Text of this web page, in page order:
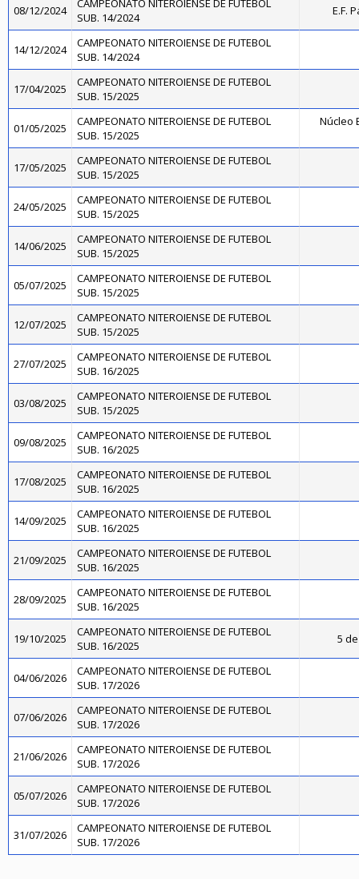
08/12/2024
CAMPEONATO NITEROIENSE DE FUTEBOL
SUB. 14/2024
E.F.
14/12/2024
CAMPEONATO NITEROIENSE DE FUTEBOL
SUB. 14/2024
17/04/2025
CAMPEONATO NITEROIENSE DE FUTEBOL
SUB. 15/2025
01/05/2025
CAMPEONATO NITEROIENSE DE FUTEBOL
SUB. 15/2025
Núcleo
17/05/2025
CAMPEONATO NITEROIENSE DE FUTEBOL
SUB. 15/2025
24/05/2025
CAMPEONATO NITEROIENSE DE FUTEBOL
SUB. 15/2025
14/06/2025
CAMPEONATO NITEROIENSE DE FUTEBOL
SUB. 15/2025
05/07/2025
CAMPEONATO NITEROIENSE DE FUTEBOL
SUB. 15/2025
12/07/2025
CAMPEONATO NITEROIENSE DE FUTEBOL
SUB. 15/2025
27/07/2025
CAMPEONATO NITEROIENSE DE FUTEBOL
SUB. 16/2025
03/08/2025
CAMPEONATO NITEROIENSE DE FUTEBOL
SUB. 15/2025
09/08/2025
CAMPEONATO NITEROIENSE DE FUTEBOL
SUB. 16/2025
17/08/2025
CAMPEONATO NITEROIENSE DE FUTEBOL
SUB. 16/2025
14/09/2025
CAMPEONATO NITEROIENSE DE FUTEBOL
SUB. 16/2025
21/09/2025
CAMPEONATO NITEROIENSE DE FUTEBOL
SUB. 16/2025
28/09/2025
CAMPEONATO NITEROIENSE DE FUTEBOL
SUB. 16/2025
19/10/2025
CAMPEONATO NITEROIENSE DE FUTEBOL
SUB. 16/2025
5
04/06/2026
CAMPEONATO NITEROIENSE DE FUTEBOL
SUB. 17/2026
07/06/2026
CAMPEONATO NITEROIENSE DE FUTEBOL
SUB. 17/2026
21/06/2026
CAMPEONATO NITEROIENSE DE FUTEBOL
SUB. 17/2026
05/07/2026
CAMPEONATO NITEROIENSE DE FUTEBOL
SUB. 17/2026
31/07/2026
CAMPEONATO NITEROIENSE DE FUTEBOL
SUB. 17/2026